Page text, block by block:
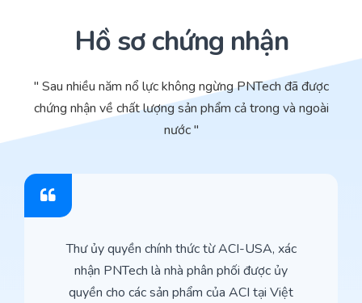
Hồ sơ chứng nhận
" Sau nhiều năm nổ lực không ngừng PNTech đã được
chứng nhận về chất lượng sản phẩm cả trong và ngoài
nước "
Thư ủy quyền chính thức từ ACI-USA, xác
nhận PNTech là nhà phân phối được ủy
quyền cho các sản phẩm của ACI tại Việt